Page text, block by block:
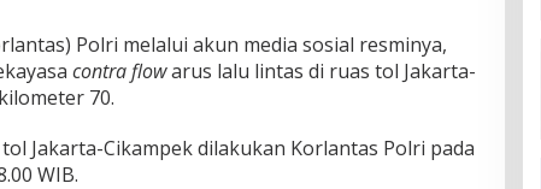
Polri melalui akun media sosial resminya,
contra flowarus lalu lintas di ruas tol Jakarta-
70.
Jakarta-Cikampek dilakukan Korlantas Polri pada
WIB.